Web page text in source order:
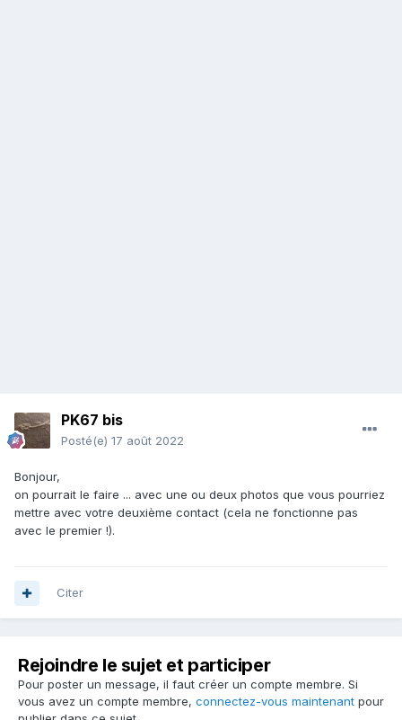
PK67 bis
Posté(e) 17 août 2022
Bonjour,
on pourrait le faire ... avec une ou deux photos que vous pourriez
mettre avec votre deuxième contact (cela ne fonctionne pas
avec le premier !).
Citer
Rejoindre le sujet et participer
Pour poster un message, il faut créer un compte membre. Si
vous avez un compte membre, connectez-vous maintenant pour